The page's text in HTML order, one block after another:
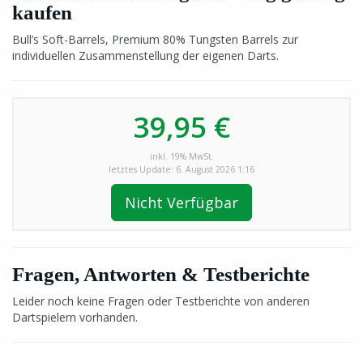
kaufen
Bull’s Soft-Barrels, Premium 80% Tungsten Barrels zur
individuellen Zusammenstellung der eigenen Darts.
39,95 €
inkl. 19% MwSt.
letztes Update: 6. August 2026 1:16
Nicht Verfügbar
Fragen, Antworten & Testberichte
Leider noch keine Fragen oder Testberichte von anderen
Dartspielern vorhanden.